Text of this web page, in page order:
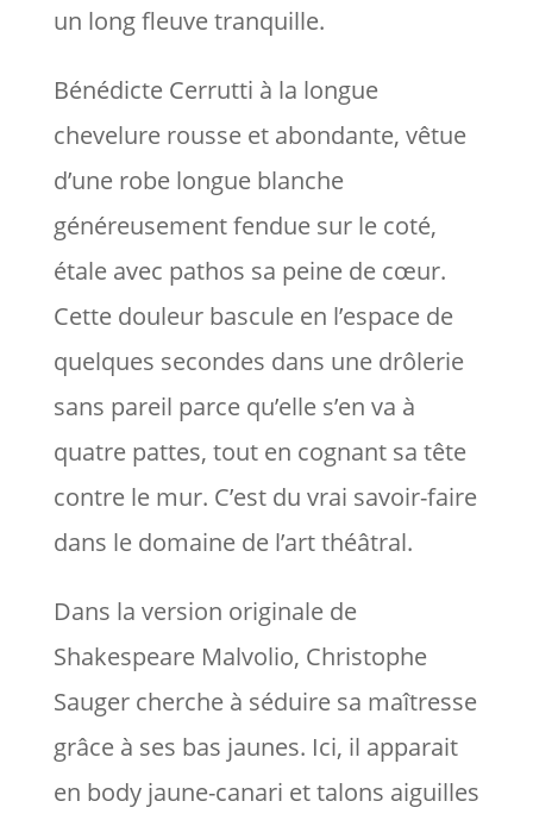
un long fleuve tranquille.
Bénédicte Cerrutti à la longue
chevelure rousse et abondante, vêtue
d’une robe longue blanche
généreusement fendue sur le coté,
étale avec pathos sa peine de cœur.
Cette douleur bascule en l’espace de
quelques secondes dans une drôlerie
sans pareil parce qu’elle s’en va à
quatre pattes, tout en cognant sa tête
contre le mur. C’est du vrai savoir-faire
dans le domaine de l’art théâtral.
Dans la version originale de
Shakespeare Malvolio, Christophe
Sauger cherche à séduire sa maîtresse
grâce à ses bas jaunes. Ici, il apparait
en body jaune-canari et talons aiguilles